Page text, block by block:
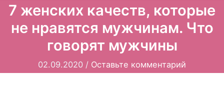
7 женских качеств, которые
не нравятся мужчинам. Что
говорят мужчины
02.09.2020 / Оставьте комментарий